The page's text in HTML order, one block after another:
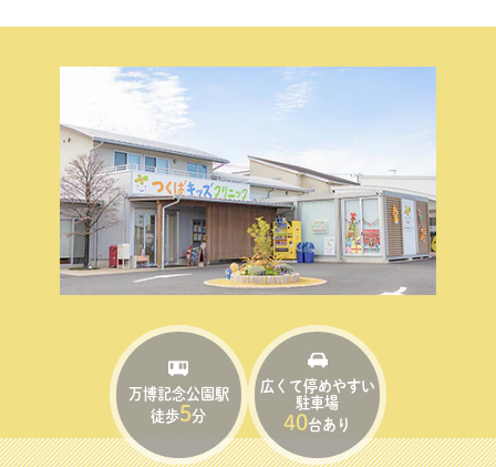
万博記念公園駅
徒歩5分
広くて停めやすい
駐車場
40台あり